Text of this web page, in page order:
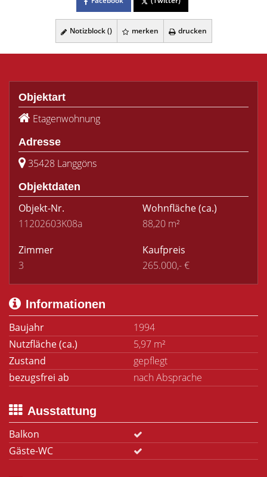
Notizblock () merken drucken
Objektart
Etagenwohnung
Adresse
35428 Langgöns
Objektdaten
Objekt-Nr.
11202603K08a
Wohnfläche(ca.)
88,20 m²
Zimmer
3
Kaufpreis
265.000,- €
Informationen
Baujahr
1994
Nutzfläche (ca.)
5,97 m²
Zustand
gepflegt
bezugsfrei ab
nach Absprache
Ausstattung
Balkon
Gäste-WC